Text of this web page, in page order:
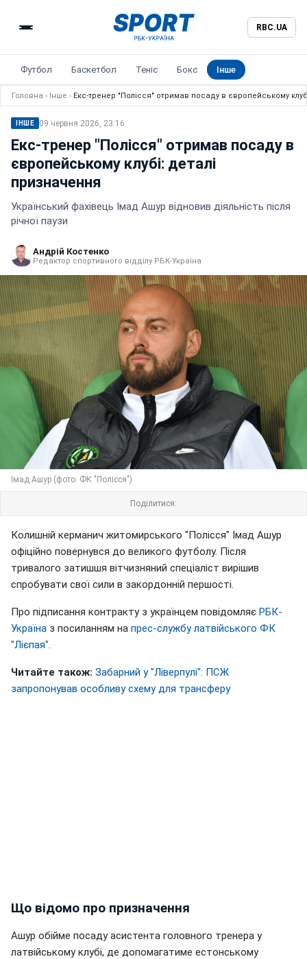
RBC.UA
Футбол Баскетбол Теніс Бокс Інше
Головна › Інше › Екс-тренер "Полісся" отримав посаду в європейському
ІНШЕ 09 червня 2026, 23:16
Екс-тренер "Полісся" отримав посаду в
європейському клубі: деталі
призначення
Український фахівець Імад Ашур відновив діяльність після
річної паузи
Андрій Костенко
Редактор спортивного відділу РБК-Україна
Імад Ашур (фото: ФК "Полісся")
Поділитися:
Колишній керманич житомирського "Полісся" Імад Ашур
офіційно повернувся до великого футболу. Після
тривалого затишшя вітчизняний спеціаліст вирішив
спробувати свої сили в закордонній першості.
Про підписання контракту з українцем повідомляє РБК-
Україна з посиланням на прес-службу латвійського ФК
"Лієпая"
Читайте також: Забарний у "Ліверпулі": ПСЖ
запропонував особливу схему для трансферу
Що відомо про призначення
Ашур обійме посаду асистента головного тренера у
латвійському клубі, де допомагатиме естонському